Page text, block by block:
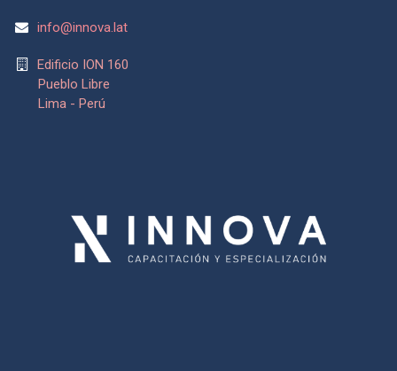
info@innova.lat
Edificio ION 160
Pueblo Libre
Lima - Perú